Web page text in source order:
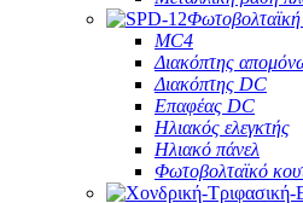
MC4
Διακόπτης
Διακόπτης DC
Επαφέας DC
Ηλιακός ελεγκτής
Ηλιακό πάνελ
Φωτοβολταϊκό